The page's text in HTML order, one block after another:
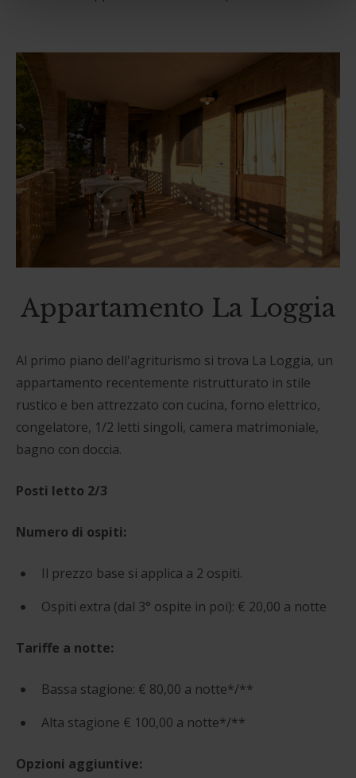
Appartamento La Loggia
Al primo piano dell'agriturismo si trova La Loggia, un
appartamento recentemente ristrutturato in stile
rustico e ben attrezzato con cucina, forno elettrico,
congelatore, 1/2 letti singoli, camera matrimoniale,
bagno con doccia.
Posti letto 2/3
Numero di ospiti:
Il prezzo base si applica a 2 ospiti.
Ospiti extra (dal 3° ospite in poi): € 20,00 a notte
Tariffe a notte:
Bassa stagione: € 80,00 a notte*/**
Alta stagione € 100,00 a notte*/**
Opzioni aggiuntive: